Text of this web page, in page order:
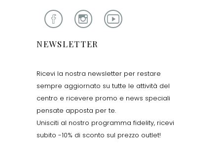
NEWSLETTER
Ricevi la nostra newsletter per restare
sempre aggiornato su tutte le attività del
centro e ricevere promo e news speciali
pensate apposta per te.
Unisciti al nostro programma fidelity, ricevi
subito -10% di sconto sul prezzo outlet!